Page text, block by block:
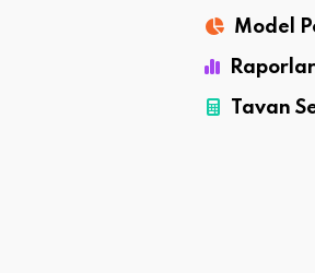
Model
Raporlar
Tavan